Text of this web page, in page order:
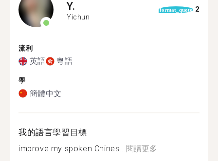
Y.
Yichun
format_quote 2
流利
英語 粵語
學
簡體中文
我的語言學習目標
improve my spoken Chines... 閱讀更多